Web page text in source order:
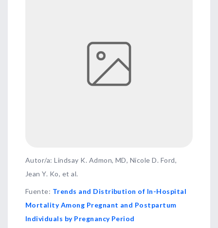
Autor/a: Lindsay K. Admon, MD, Nicole D. Ford,
Jean Y. Ko, et al.
Fuente: Trends and Distribution of In-Hospital
Mortality Among Pregnant and Postpartum
Individuals by Pregnancy Period